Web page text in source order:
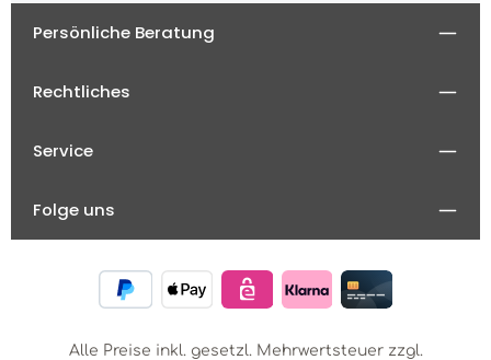
Persönliche Beratung
Rechtliches
Service
Folge uns
Alle Preise inkl. gesetzl. Mehrwertsteuer zzgl.